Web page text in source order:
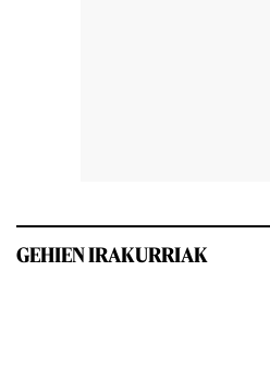
GEHIEN IRAKURRIAK